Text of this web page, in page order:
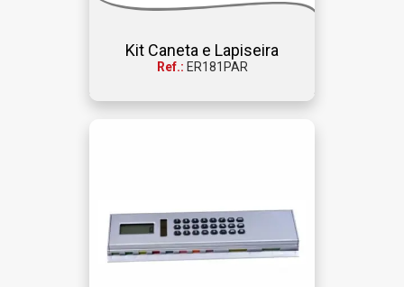
Kit Caneta e Lapiseira
Ref.: ER181PAR